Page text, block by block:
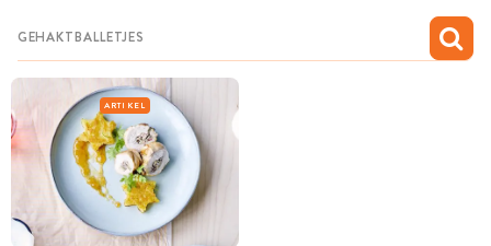
ARTIKEL
MIJN BEWAARDE RECEPTEN